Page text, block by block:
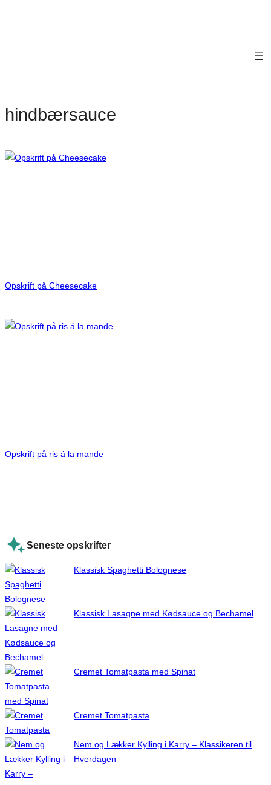
hindbærsauce
Opskrift på Cheesecake
Opskrift på ris á la mande
Seneste opskrifter
Klassisk Spaghetti Bolognese
Klassisk Lasagne med Kødsauce og Bechamel
Cremet Tomatpasta med Spinat
Cremet Tomatpasta
Nem og Lækker Kylling i Karry – Klassikeren til
Hverdagen